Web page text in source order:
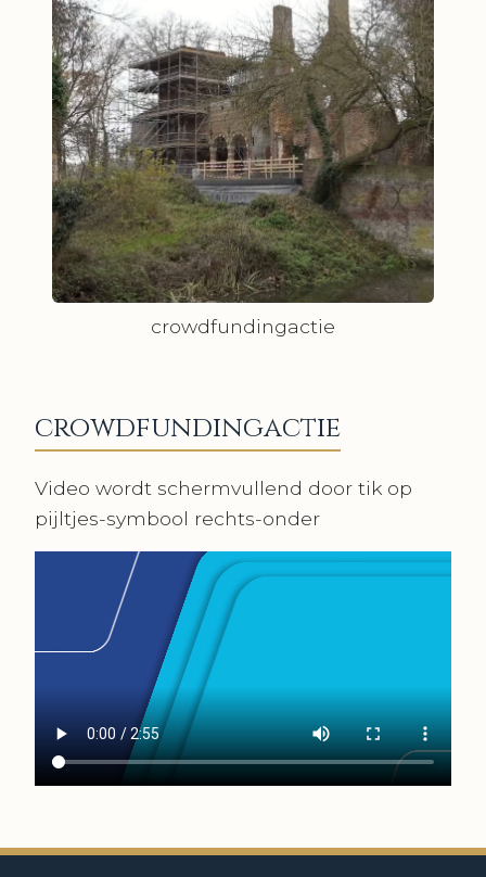
crowdfundingactie
crowdfundingactie
Video wordt schermvullend door tik op
pijltjes-symbool rechts-onder